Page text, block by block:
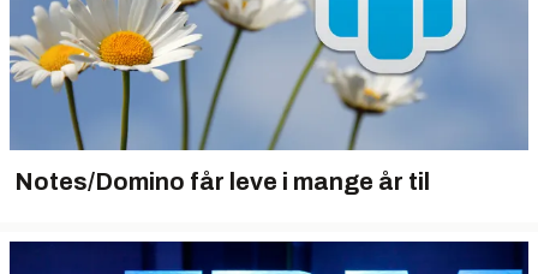
Notes/Domino får leve i mange år til